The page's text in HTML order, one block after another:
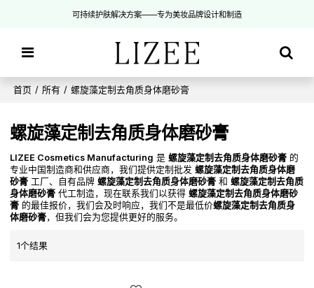
可持续护肤解决方案——专为美妆品牌设计和制造
首页 / 所有 / 螺旋藻定制去角质身体磨砂膏
螺旋藻定制去角质身体磨砂膏
LIZEE Cosmetics Manufacturing 是螺旋藻定制去角质身体磨砂膏 的
专业中国制造商和供应商，我们提供定制批发螺旋藻定制去角质身体磨
砂膏 工厂、自有品牌螺旋藻定制去角质身体磨砂膏 和螺旋藻定制去角质
身体磨砂膏 代工制造，现在联系我们以获得螺旋藻定制去角质身体磨砂
膏 的最佳报价，我们会及时响应，我们不是最低价螺旋藻定制去角质身
体磨砂膏，但我们会为您提供更好的服务。
1个结果